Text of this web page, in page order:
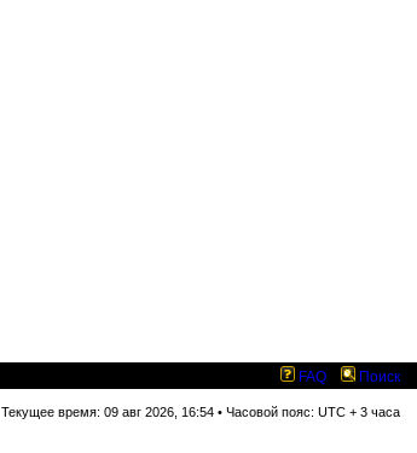
FAQ Поиск
Текущее время: 09 авг 2026, 16:54 • Часовой пояс: UTC + 3 часа